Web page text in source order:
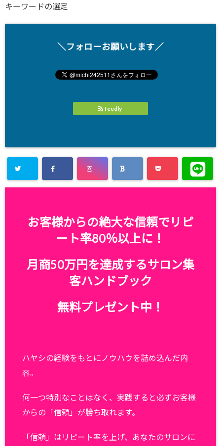
キーワードの選定
＼フォローお願いします／
feedly
お客様からの絶大な信頼でリピ
ート率80％以上に！
月商50万円を達成するサロン集
客ハンドブック
無料プレゼント中！
ハヤシの経験をもとにノウハウを詰め込んだ内
容。
何一つ特別なことはなく、実践すると必ずお客様
からの「信頼」が勝ち取れます。
「信頼」はリピート率を上げ、あなたのサロンに